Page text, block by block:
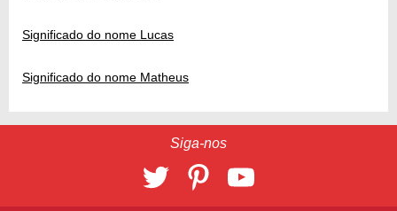
Significado do nome Lucas
Significado do nome Matheus
Siga-nos